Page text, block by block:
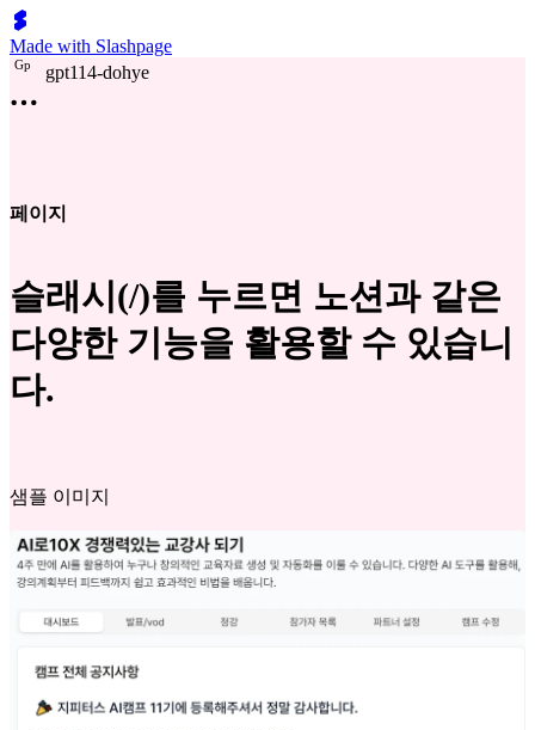
Made with Slashpage
Gp gpt114-dohye
페이지
슬래시(/)를 누르면 노션과 같은
다양한 기능을 활용할 수 있습니
다.
샘플 이미지